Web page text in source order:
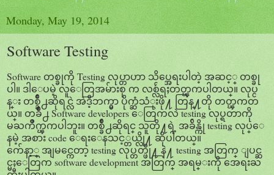
Monday, May 19, 2014
Software Testing
Software တစ္ခုကို Testing လုပ္တာဟာ သိပ္အေရးပါတဲ့ အဆင့္ တစ္ခု
ပါ။ ဒါေပမဲ့ လူေတြအမ်ားစု က လစ္လ်ဴရႈတတ္ၾကပါတယ္။ လုပ္င
န္း တစ္ခ်ိဳ႕ဆိုရင္လဲ အဲဒီ့ဘက္မွာ ပိုက္ဆံသံုးဖို႔ တြန္႔တို တတ္ၾကတ
ယ္။ တခ်ိဳ႕ Software developers ေတြကလဲ testing လုပ္ရတာကို
မႀကိဳက္ၾကပါဘူး။ တစ္ခ်ိဳ႕ဆိုရင္ သူတို႔ရဲ့ အခ်ိန္ကို testing လုပ္ေ
နမဲ့ အစား code ေရးေနသင့္တယ္လို႔ ဆိုပါတယ္။
က်ေနာ့္ အျမင္ကေတာ့ testing လုပ္တတ္ဖို႔ နဲ႔ testing အတြက္ ျပင္ဆ
င္မႈေတြက software development အတြက္ အရမ္းကို အေရးႀ